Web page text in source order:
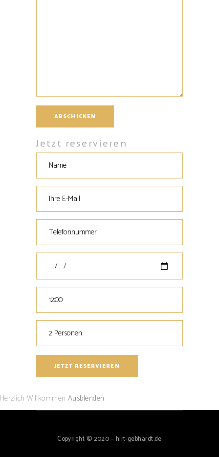
Jetzt reservieren
Herzlich Willkommen Ausblenden
Copyright © 2020 – hirt-gebhardt.de